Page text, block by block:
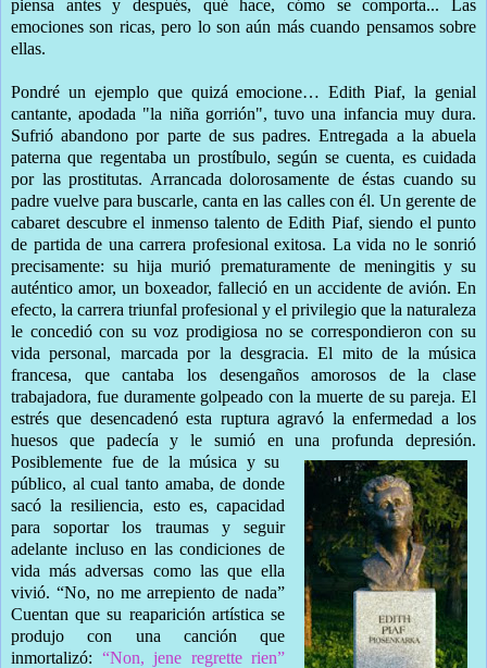
piensa antes y después, qué hace, cómo se comporta... Las
emociones son ricas, pero lo son aún más cuando pensamos sobre
ellas.
Pondré un ejemplo que quizá emocione… Edith Piaf, la genial
cantante, apodada "la niña gorrión", tuvo una infancia muy dura.
Sufrió abandono por parte de sus padres. Entregada a la abuela
paterna que regentaba un prostíbulo, según se cuenta, es cuidada
por las prostitutas. Arrancada dolorosamente de éstas cuando su
padre vuelve para buscarle, canta en las calles con él. Un gerente de
cabaret descubre el inmenso talento de Edith Piaf, siendo el punto
de partida de una carrera profesional exitosa. La vida no le sonrió
precisamente: su hija murió prematuramente de meningitis y su
auténtico amor, un boxeador, falleció en un accidente de avión. En
efecto, la carrera triunfal profesional y el privilegio que la naturaleza
le concedió con su voz prodigiosa no se correspondieron con su
vida personal, marcada por la desgracia. El mito de la música
francesa, que cantaba los desengaños amorosos de la clase
trabajadora, fue duramente golpeado con la muerte de su pareja. El
estrés que desencadenó esta ruptura agravó la enfermedad a los
huesos que padecía y le sumió en una profunda depresión.
Posiblemente fue de la música y su
público, al cual tanto amaba, de donde
sacó la resiliencia, esto es, capacidad
para soportar los traumas y seguir
adelante incluso en las condiciones de
vida más adversas como las que ella
vivió. “No, no me arrepiento de nada”
Cuentan que su reaparición artística se
produjo con una canción que
inmortalizó: “Non, jene regrette rien”